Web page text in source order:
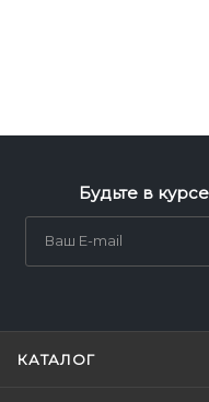
Будьте в
КАТАЛОГ